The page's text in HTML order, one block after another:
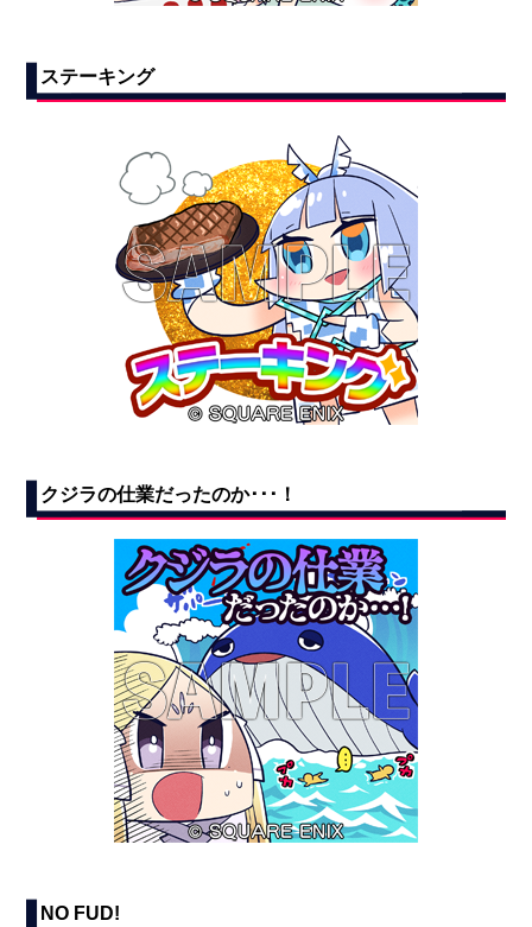
ステーキング
クジラの仕業だったのか･･･！
NO FUD!